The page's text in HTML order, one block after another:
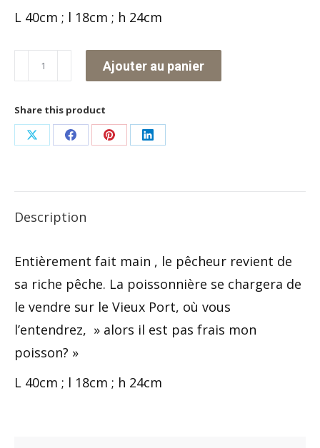
L 40cm ; l 18cm ; h 24cm
quantité
de
Le
pêcheur
barque
Ajouter au panier
Share this product
Partager
X
Partager
Facebook
Partager
Pinterest
Partager
LinkedIn
Description
Entièrement fait main , le pêcheur revient de
sa riche pêche. La poissonnière se chargera de
le vendre sur le Vieux Port, où vous
l’entendrez, » alors il est pas frais mon
poisson? »
L 40cm ; l 18cm ; h 24cm